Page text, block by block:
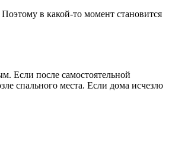
в какой-то момент становится
Если после самостоятельной
спального места. Если дома исчезло